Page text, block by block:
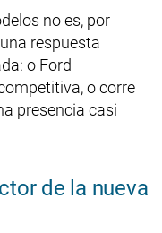
no es, por
respuesta
o Ford
o corre
presencia casi
de la nueva